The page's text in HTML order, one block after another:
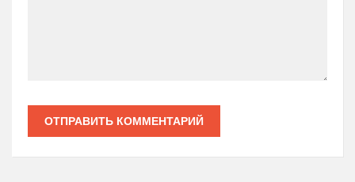
ОТПРАВИТЬ КОММЕНТАРИЙ